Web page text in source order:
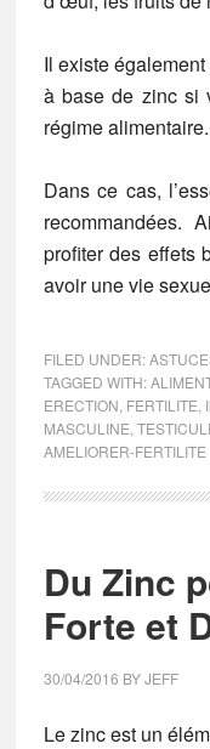
Il existe
à base de zinc si
régime alimentaire.
Dans ce cas,
recommandées.
profiter des effets
avoir une vie
FILED UNDER:
TAGGED WITH:
ERECTION FERTILITE
MASCULINE
AMELIORER-FERTILITE
Du Zinc
Forte et
30/04/2016 BYJEFF
Le zinc est un